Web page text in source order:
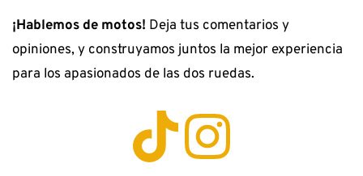
¡Hablemos de motos! Deja tus comentarios y
opiniones, y construyamos juntos la mejor experiencia
para los apasionados de las dos ruedas.